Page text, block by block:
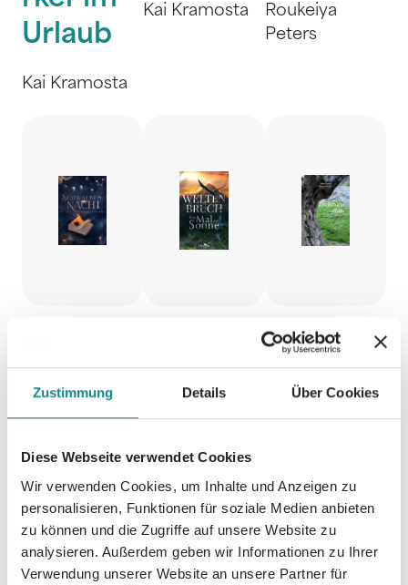
Zustimmung Details Über Cookies
Diese Webseite verwendet Cookies
Wir verwenden Cookies, um Inhalte und Anzeigen zu
personalisieren, Funktionen für soziale Medien anbieten
zu können und die Zugriffe auf unsere Website zu
analysieren. Außerdem geben wir Informationen zu Ihrer
Verwendung unserer Website an unsere Partner für
Urlaub
Kai Kramosta
Kai Kramosta
Roukeiya
Peters
Schwalb
ennacht
2
Roukeiya
Peters
Weltenb
ruch -
Das Mal
der
Sonne
SC
Zweifelh
afte
Karina Verlag